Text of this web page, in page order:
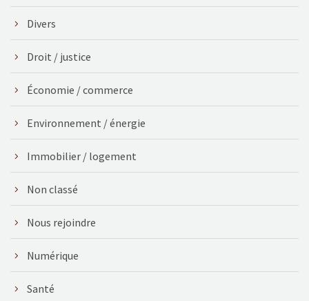
Divers
Droit / justice
Économie / commerce
Environnement / énergie
Immobilier / logement
Non classé
Nous rejoindre
Numérique
Santé